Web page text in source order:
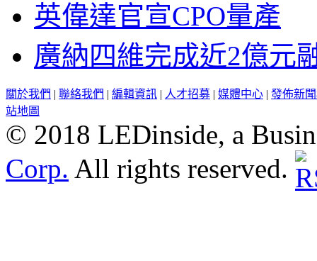
英偉達官宣CPO量產
廣納四維完成近2億元
關於我們 | 聯絡我們 | 編輯資訊 | 人才招募 | 媒體中心 | 發佈新
站地圖
© 2018 LEDinside, a
Corp. All rights reserved.